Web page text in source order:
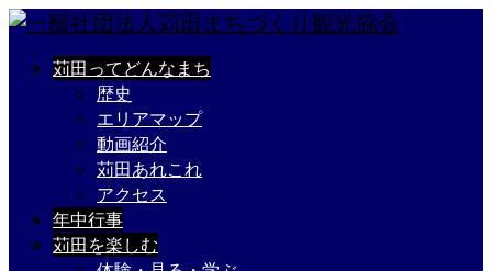
苅田ってどんなまち
歴史
エリアマップ
動画紹介
苅田あれこれ
アクセス
年中行事
苅田を楽しむ